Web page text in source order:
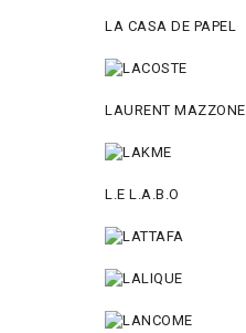
LA CASA DE PAPEL
LAURENT MAZZONE
L.E L.A.B.O